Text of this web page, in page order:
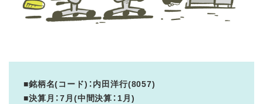
■銘柄名(コード)：内田洋行(8057)
■決算月：7月(中間決算：1月)